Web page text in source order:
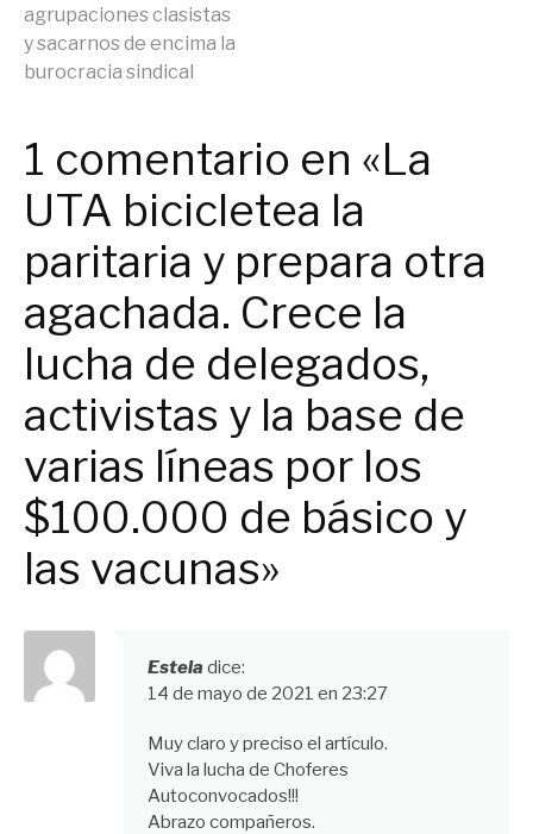
agrupaciones clasistas
y sacarnos de encima la
burocracia sindical
1 comentario en «La
UTA bicicletea la
paritaria y prepara otra
agachada. Crece la
lucha de delegados,
activistas y la base de
varias líneas por los
$100.000 de básico y
las vacunas»
Estela dice:
14 de mayo de 2021 en 23:27
Muy claro y preciso el artículo.
Viva la lucha de Choferes
Autoconvocados!!!
Abrazo compañeros.